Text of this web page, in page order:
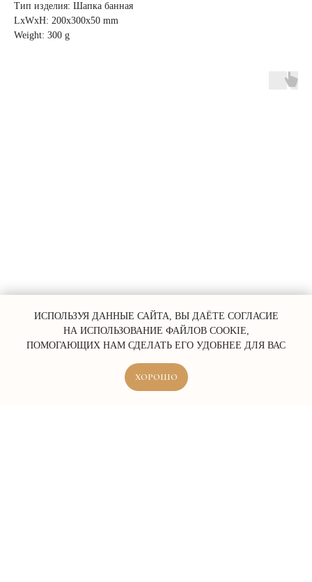
ИСПОЛЬЗУЯ ДАННЫЕ САЙТА, ВЫ ДАЁТЕ СОГЛАСИЕ
НА ИСПОЛЬЗОВАНИЕ ФАЙЛОВ COOKIE,
ПОМОГАЮЩИХ НАМ СДЕЛАТЬ ЕГО УДОБНЕЕ ДЛЯ ВАС
ХОРОШО
Тип изделия: Шапка банная
LxWxH: 200x300x50 mm
Weight: 300 g